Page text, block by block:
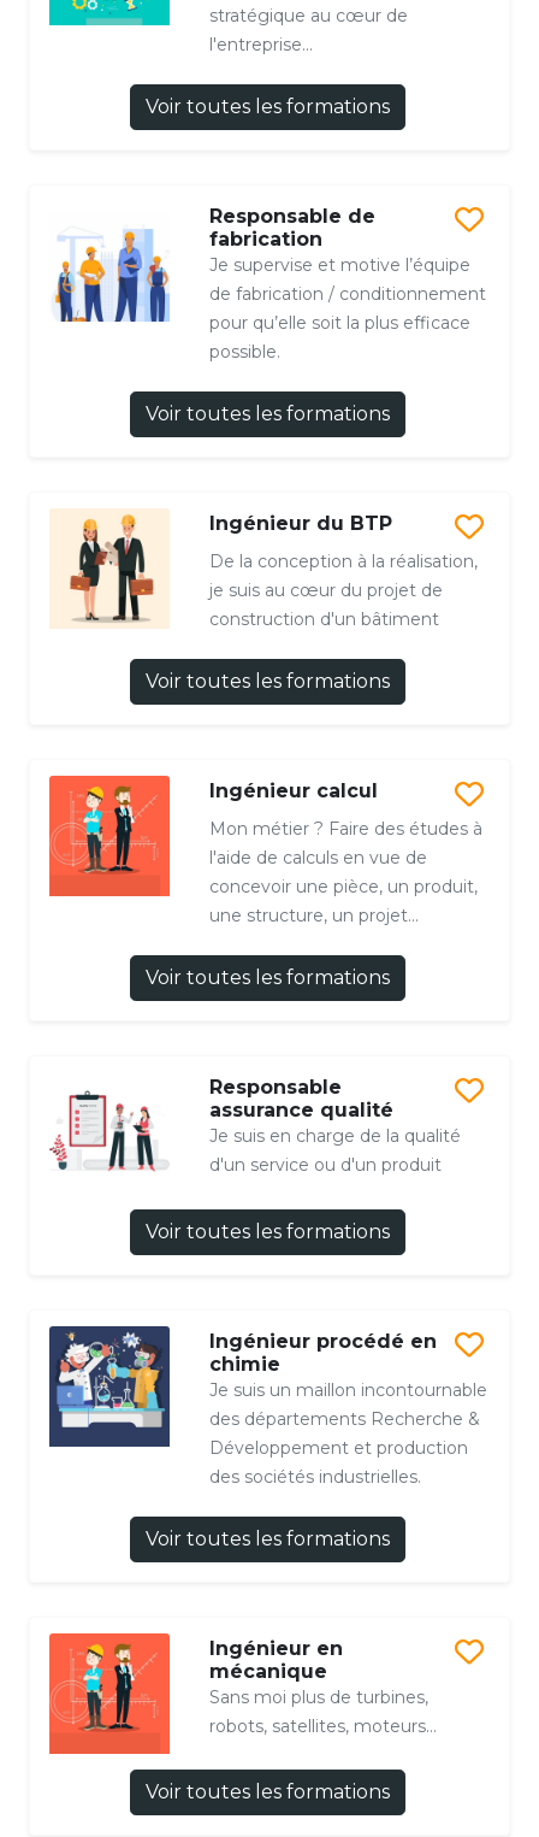
stratégique au cœur de
l'entreprise...
Voir toutes les formations
Responsable de
fabrication
Je supervise et motive l’équipe
de fabrication / conditionnement
pour qu’elle soit la plus efficace
possible.
Voir toutes les formations
Ingénieur du BTP
De la conception à la réalisation,
je suis au cœur du projet de
construction d'un bâtiment
Voir toutes les formations
Ingénieur calcul
Mon métier ? Faire des études à
l'aide de calculs en vue de
concevoir une pièce, un produit,
une structure, un projet...
Voir toutes les formations
Responsable
assurance qualité
Je suis en charge de la qualité
d'un service ou d'un produit
Voir toutes les formations
Ingénieur procédé en
chimie
Je suis un maillon incontournable
des départements Recherche &
Développement et production
des sociétés industrielles.
Voir toutes les formations
Ingénieur en
mécanique
Sans moi plus de turbines,
robots, satellites, moteurs...
Voir toutes les formations